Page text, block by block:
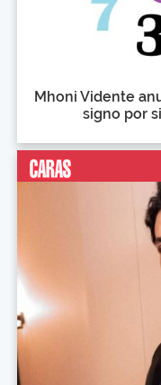
Mhoni Vidente
signo por